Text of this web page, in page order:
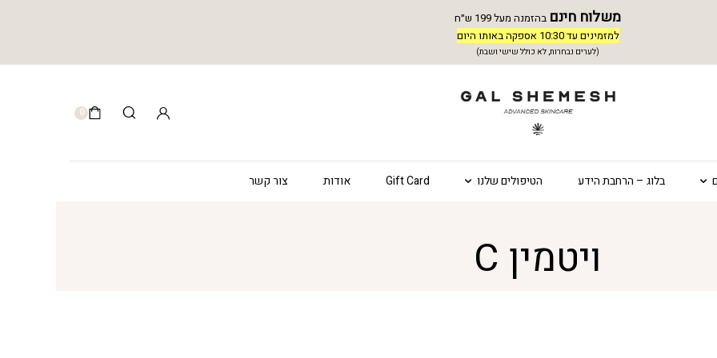
משלוח חינם בהזמנה מעל 199 ש״ח
למזמינים עד 10:30 אספקה באותו היום
(לערים נבחרות, לא כולל שישי ושבת)
0
בלוג – הרחבת הידע הטיפולים שלנו Gift Card אודות צור קשר
ויטמין C